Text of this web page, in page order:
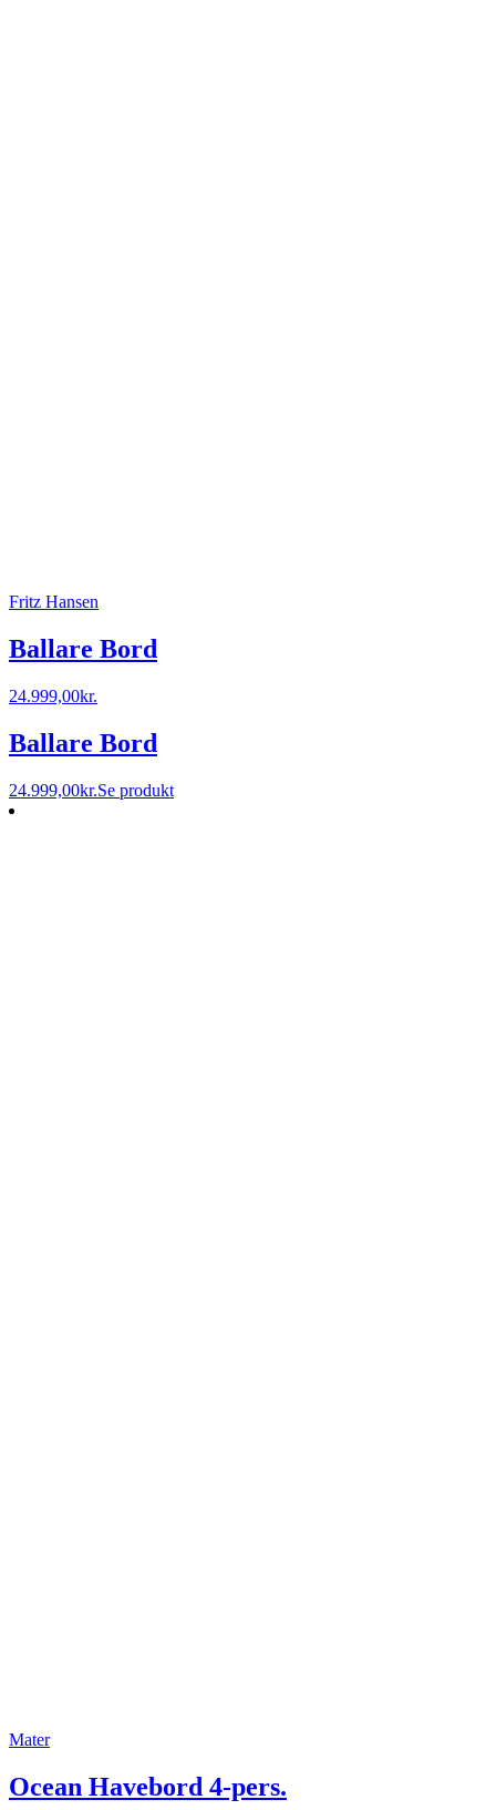
Fritz Hansen
Ballare Bord
24.999,00kr.
Ballare Bord
24.999,00kr.Se produkt
Mater
Ocean Havebord 4-pers.